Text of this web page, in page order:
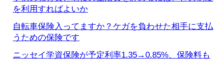
を利用すればよいか
自転車保険入ってますか？ケガを負わせた相手に支払
うための保険です
ニッセイ学資保険が予定利率1.35→0.85%、保険料も